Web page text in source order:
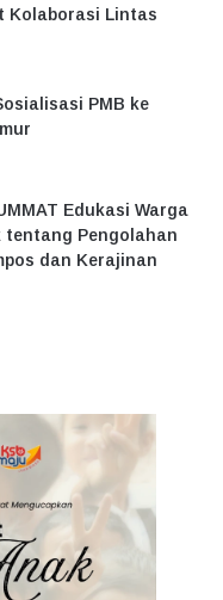
Kolaborasi Lintas
PMB ke
Edukasi Warga
tentang Pengolahan
dan Kerajinan